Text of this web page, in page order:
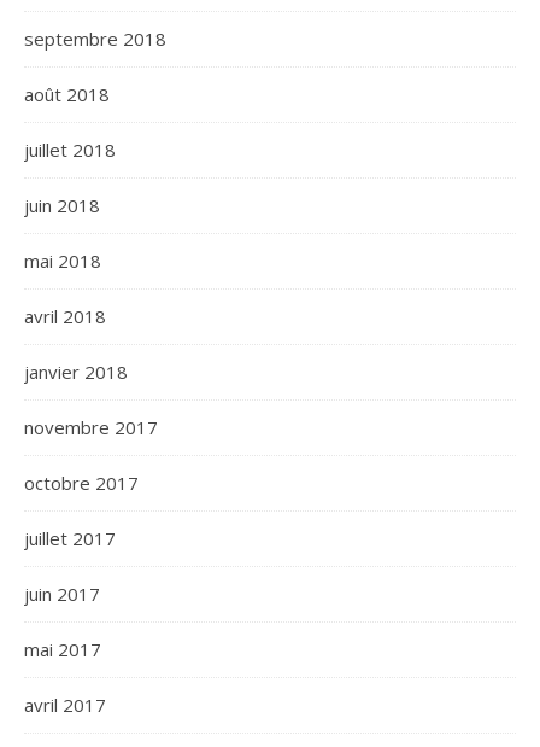
septembre 2018
août 2018
juillet 2018
juin 2018
mai 2018
avril 2018
janvier 2018
novembre 2017
octobre 2017
juillet 2017
juin 2017
mai 2017
avril 2017